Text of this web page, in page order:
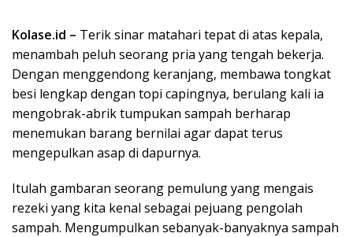
Kolase.id – Terik sinar matahari tepat di atas kepala,
menambah peluh seorang pria yang tengah bekerja.
Dengan menggendong keranjang, membawa tongkat
besi lengkap dengan topi capingnya, berulang kali ia
mengobrak-abrik tumpukan sampah berharap
menemukan barang bernilai agar dapat terus
mengepulkan asap di dapurnya.
Itulah gambaran seorang pemulung yang mengais
rezeki yang kita kenal sebagai pejuang pengolah
sampah. Mengumpulkan sebanyak-banyaknya sampah